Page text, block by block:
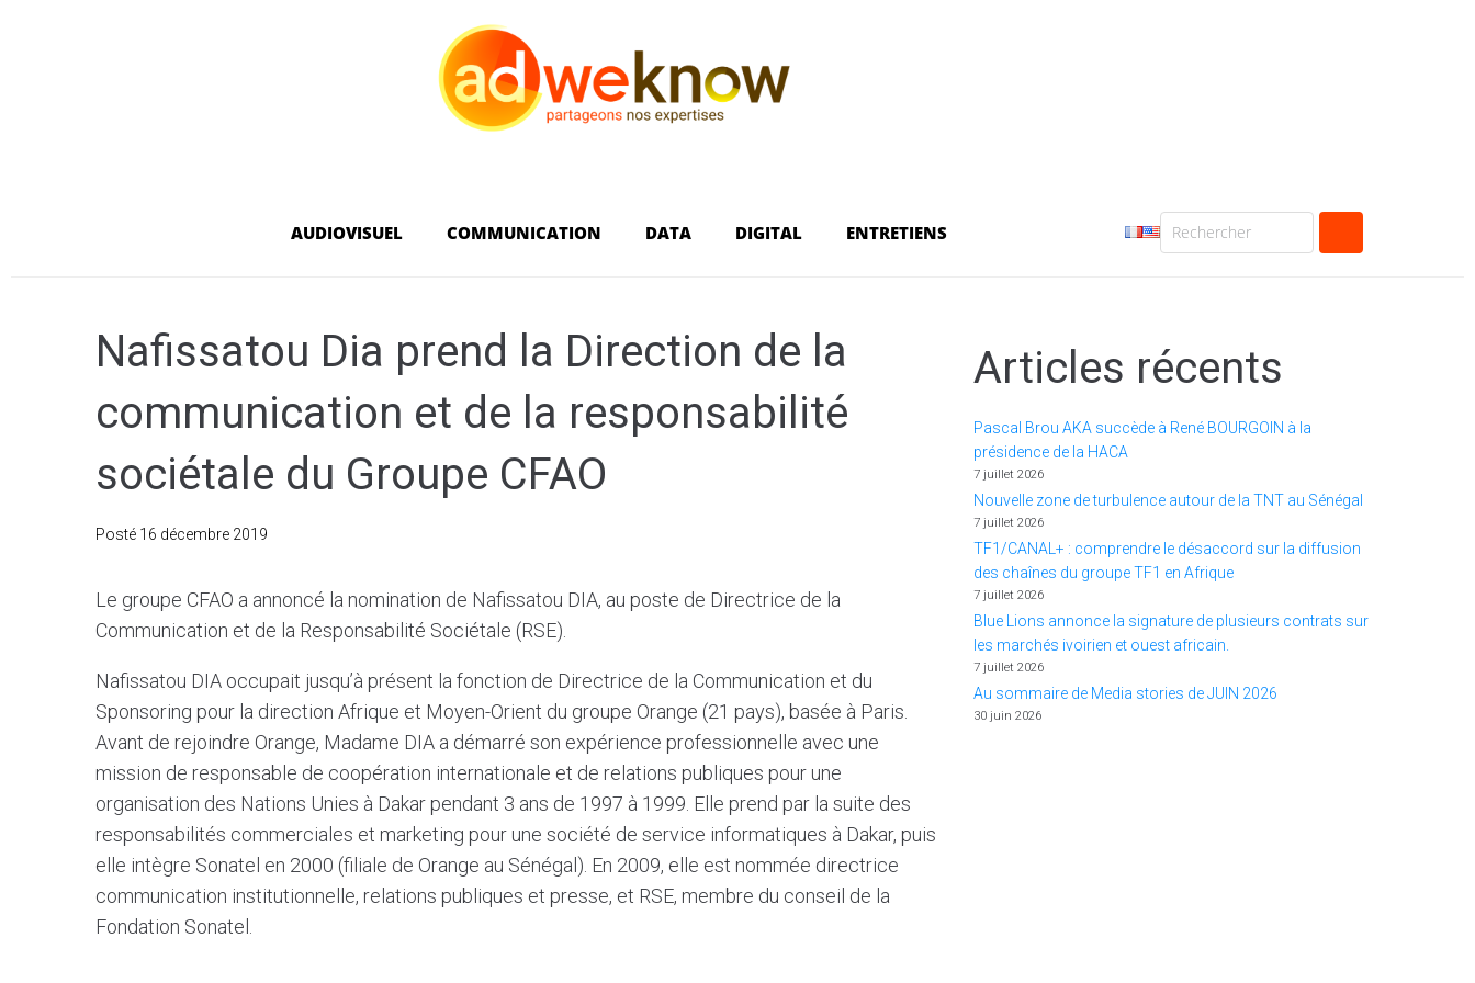
AUDIOVISUEL COMMUNICATION DATA DIGITAL ENTRETIENS
Nafissatou Dia prend la Direction de la
communication et de la responsabilité
sociétale du Groupe CFAO
Posté 16 décembre 2019
Le groupe CFAO a annoncé la nomination de Nafissatou DIA, au poste de Directrice de la
Communication et de la Responsabilité Sociétale (RSE).
Nafissatou DIA occupait jusqu’à présent la fonction de Directrice de la Communication et du
Sponsoring pour la direction Afrique et Moyen-Orient du groupe Orange (21 pays), basée à Paris.
Avant de rejoindre Orange, Madame DIA a démarré son expérience professionnelle avec une
mission de responsable de coopération internationale et de relations publiques pour une
organisation des Nations Unies à Dakar pendant 3 ans de 1997 à 1999. Elle prend par la suite des
responsabilités commerciales et marketing pour une société de service informatiques à Dakar, puis
elle intègre Sonatel en 2000 (filiale de Orange au Sénégal). En 2009, elle est nommée directrice
communication institutionnelle, relations publiques et presse, et RSE, membre du conseil de la
Fondation Sonatel.
Articles récents
Pascal Brou AKA succède à René BOURGOIN à la
présidence de la HACA
7 juillet 2026
Nouvelle zone de turbulence autour de la TNT au Sénégal
7 juillet 2026
TF1/CANAL+ : comprendre le désaccord sur la diffusion
des chaînes du groupe TF1 en Afrique
7 juillet 2026
Blue Lions annonce la signature de plusieurs contrats sur
les marchés ivoirien et ouest africain.
7 juillet 2026
Au sommaire de Media stories de JUIN 2026
30 juin 2026